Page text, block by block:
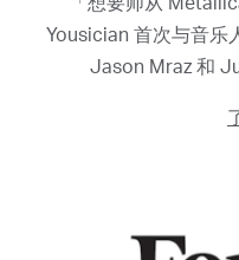
Yousician 首次与音乐
Jason Mraz 和